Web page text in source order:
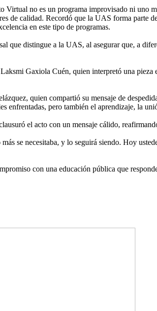
no es un programa improvisado ni uno
de calidad. Recordó que la UAS forma parte
en este tipo de programas.
que distingue a la UAS, al asegurar que, a
Gaxiola Cuén, quien interpretó una
quien compartió su mensaje de
enfrentadas, pero también el aprendizaje, la
el acto con un mensaje cálido,
se necesitaba, y lo seguirá siendo. Hoy
con una educación pública que